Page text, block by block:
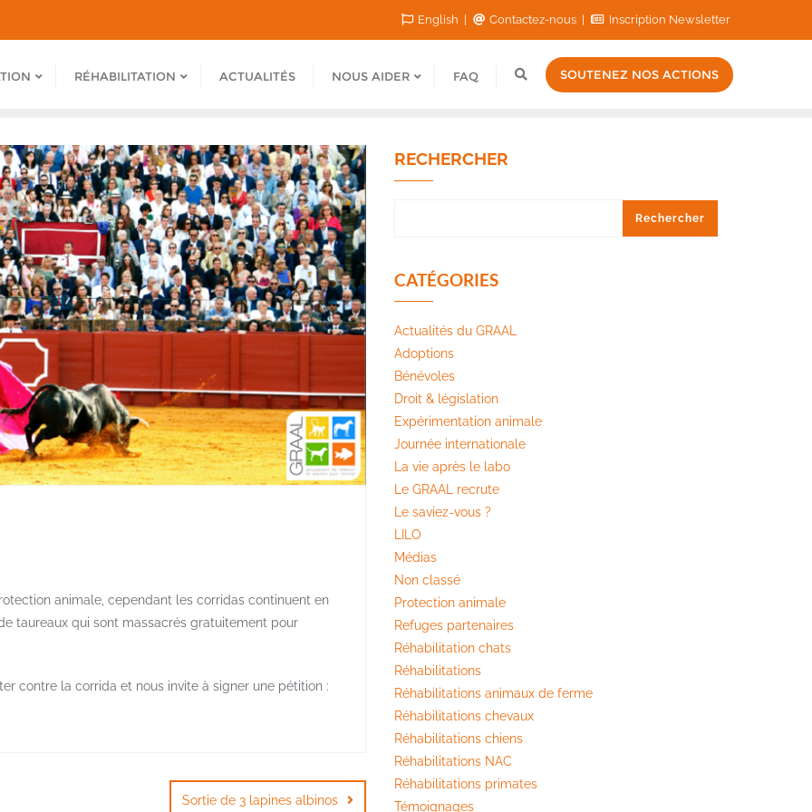
English Contactez-nous Inscription Newsletter
RÉHABILITATION ACTUALITÉS NOUS AIDER FAQ SOUTENEZ NOS ACTIONS
animale, cependant les corridas continuent en
taureaux qui sont massacrés gratuitement pour
contre la corrida et nous invite à signer une pétition :
Sortie de 3 lapines albinos
RECHERCHER
Rechercher
CATÉGORIES
Actualités du GRAAL
Adoptions
Bénévoles
Droit & législation
Expérimentation animale
Journée internationale
La vie après le labo
Le GRAAL recrute
Le saviez-vous ?
LILO
Médias
Non classé
Protection animale
Refuges partenaires
Réhabilitation chats
Réhabilitations
Réhabilitations animaux de ferme
Réhabilitations chevaux
Réhabilitations chiens
Réhabilitations NAC
Réhabilitations primates
Témoignages